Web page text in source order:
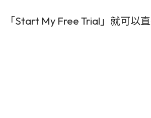
「Start My Free Trial」就可以